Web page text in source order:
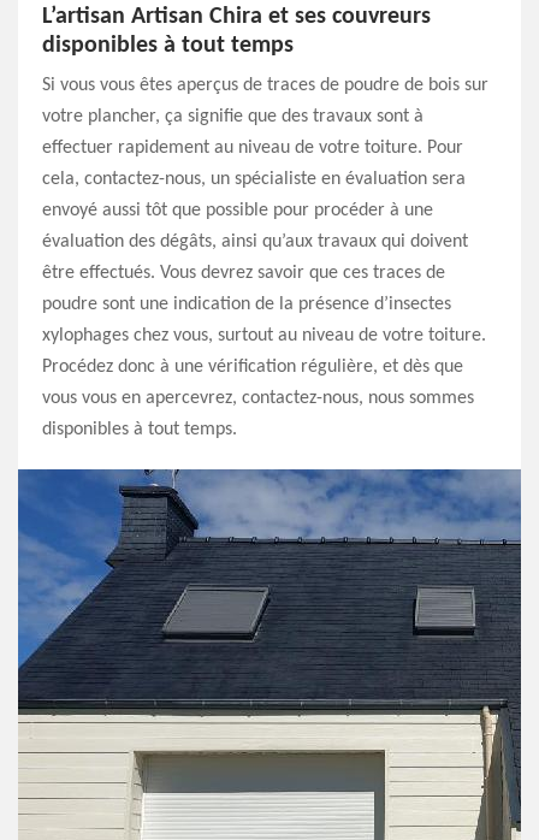
L’artisan Artisan Chira et ses couvreurs
disponibles à tout temps
Si vous vous êtes aperçus de traces de poudre de bois sur
votre plancher, ça signifie que des travaux sont à
effectuer rapidement au niveau de votre toiture. Pour
cela, contactez-nous, un spécialiste en évaluation sera
envoyé aussi tôt que possible pour procéder à une
évaluation des dégâts, ainsi qu’aux travaux qui doivent
être effectués. Vous devrez savoir que ces traces de
poudre sont une indication de la présence d’insectes
xylophages chez vous, surtout au niveau de votre toiture.
Procédez donc à une vérification régulière, et dès que
vous vous en apercevrez, contactez-nous, nous sommes
disponibles à tout temps.